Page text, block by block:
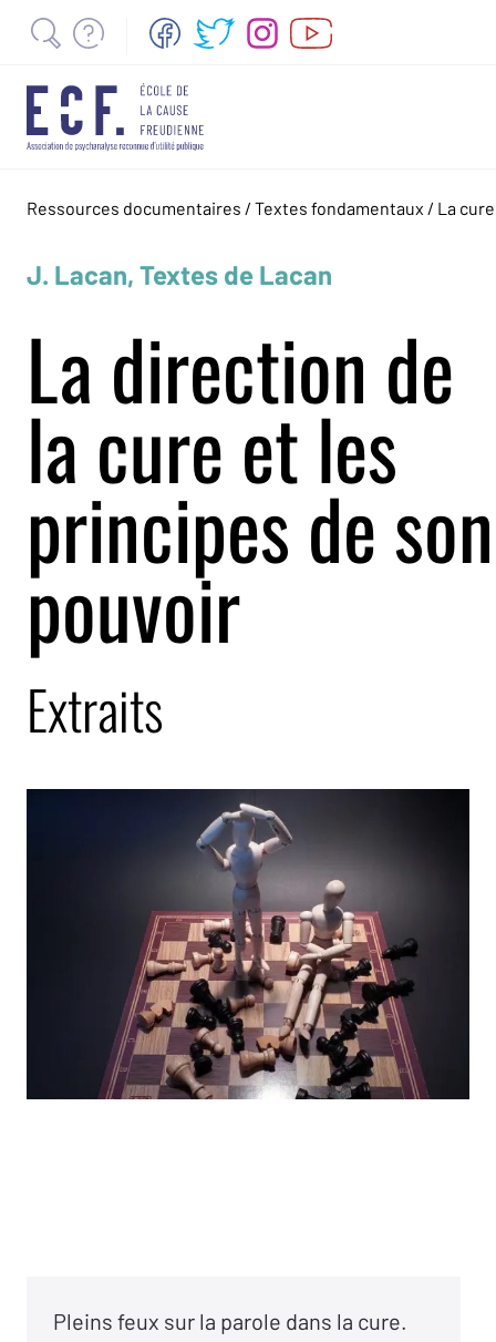
Ressources documentaires / Textes fondamentaux / La cure
J. Lacan, Textes de Lacan
La direction de
la cure et les
principes de son
pouvoir
Extraits
Pleins feux sur la parole dans la cure.